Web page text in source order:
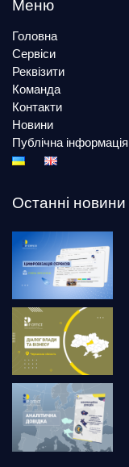
Меню
Головна
Сервіси
Реквізити
Команда
Контакти
Новини
Публічна інформація
Останні новини